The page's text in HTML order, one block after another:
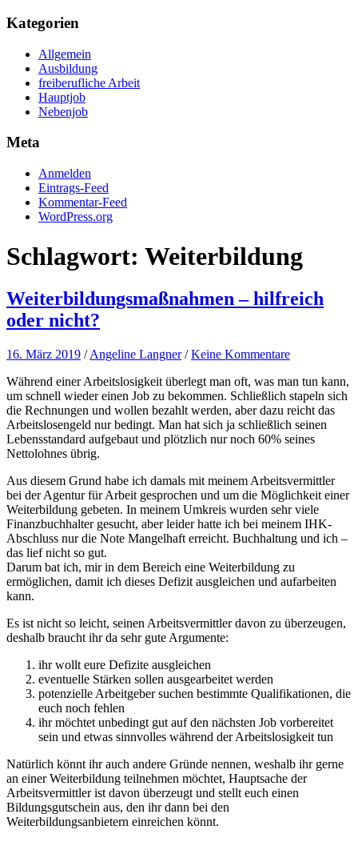
Kategorien
Allgemein
Ausbildung
freiberufliche Arbeit
Hauptjob
Nebenjob
Meta
Anmelden
Eintrags-Feed
Kommentar-Feed
WordPress.org
Schlagwort: Weiterbildung
Weiterbildungsmaßnahmen – hilfreich
oder nicht?
16. März 2019 /Angeline Langner /Keine Kommentare
Während einer Arbeitslosigkeit überlegt man oft, was man tun kann,
um schnell wieder einen Job zu bekommen. Schließlich stapeln sich
die Rechnungen und wollen bezahlt werden, aber dazu reicht das
Arbeitslosengeld nur bedingt. Man hat sich ja schließlich seinen
Lebensstandard aufgebaut und plötzlich nur noch 60% seines
Nettolohnes übrig.
Aus diesem Grund habe ich damals mit meinem Arbeitsvermittler
bei der Agentur für Arbeit gesprochen und um die Möglichkeit einer
Weiterbildung gebeten. In meinem Umkreis wurden sehr viele
Finanzbuchhalter gesucht, aber leider hatte ich bei meinem IHK-
Abschluss nur die Note Mangelhaft erreicht. Buchhaltung und ich –
das lief nicht so gut.
Darum bat ich, mir in dem Bereich eine Weiterbildung zu
ermöglichen, damit ich dieses Defizit ausgleichen und aufarbeiten
kann.
Es ist nicht so leicht, seinen Arbeitsvermittler davon zu überzeugen,
deshalb braucht ihr da sehr gute Argumente:
ihr wollt eure Defizite ausgleichen
eventuelle Stärken sollen ausgearbeitet werden
potenzielle Arbeitgeber suchen bestimmte Qualifikationen, die
euch noch fehlen
ihr möchtet unbedingt gut auf den nächsten Job vorbereitet
sein und etwas sinnvolles während der Arbeitslosigkeit tun
Natürlich könnt ihr auch andere Gründe nennen, weshalb ihr gerne
an einer Weiterbildung teilnehmen möchtet, Hauptsache der
Arbeitsvermittler ist davon überzeugt und stellt euch einen
Bildungsgutschein aus, den ihr dann bei den
Weiterbildungsanbietern einreichen könnt.